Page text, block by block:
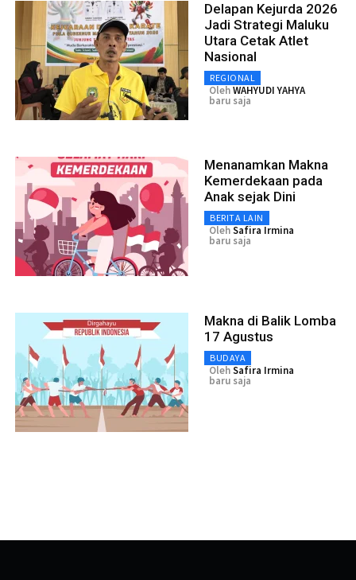
Delapan Kejurda 2026
Jadi Strategi Maluku
Utara Cetak Atlet
Nasional
REGIONAL
OlehWAHYUDI YAHYA
baru saja
Menanamkan Makna
Kemerdekaan pada
Anak sejak Dini
BERITA LAIN
OlehSafira Irmina
baru saja
Makna di Balik Lomba
17 Agustus
BUDAYA
OlehSafira Irmina
baru saja